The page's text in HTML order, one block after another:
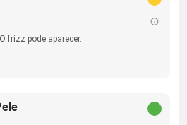
frizz pode aparecer.